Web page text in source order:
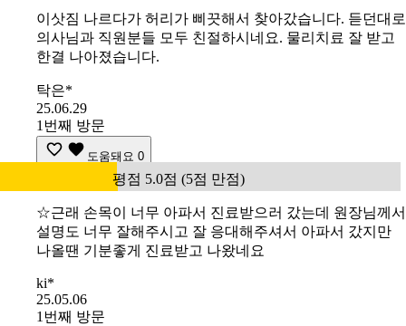
이삿짐 나르다가 허리가 삐끗해서 찾아갔습니다. 듣던대로
의사님과 직원분들 모두 친절하시네요. 물리치료 잘 받고
한결 나아졌습니다.
탁은*
25.06.29
1번째 방문
도움돼요 0
평점 5.0점 (5점 만점)
☆근래 손목이 너무 아파서 진료받으러 갔는데 원장님께서
설명도 너무 잘해주시고 잘 응대해주셔서 아파서 갔지만
나올땐 기분좋게 진료받고 나왔네요
ki*
25.05.06
1번째 방문